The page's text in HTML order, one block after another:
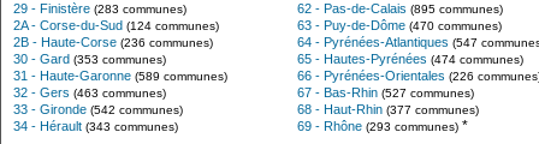
29 - Finistère (283 communes)
2A - Corse-du-Sud (124 communes)
2B - Haute-Corse (236 communes)
30 - Gard (353 communes)
31 - Haute-Garonne (589 communes)
32 - Gers (463 communes)
33 - Gironde (542 communes)
34 - Hérault (343 communes)
62 - Pas-de-Calais (895 communes)
63 - Puy-de-Dôme (470 communes)
64 - Pyrénées-Atlantiques (547
65 - Hautes-Pyrénées (474 communes)
66 - Pyrénées-Orientales (226
67 - Bas-Rhin (527 communes)
68 - Haut-Rhin (377 communes)
69 - Rhône (293 communes) *